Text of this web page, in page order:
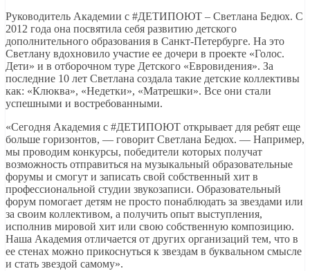
Руководитель Академии с #ДЕТИПОЮТ – Светлана Бедюх. С
2012 года она посвятила себя развитию детского
дополнительного образования в Санкт-Петербурге. На это
Светлану вдохновило участие ее дочери в проекте «Голос.
Дети» и в отборочном туре Детского «Евровидения». За
последние 10 лет Светлана создала такие детские коллективы
как: «Клюква», «Недетки», «Матрешки». Все они стали
успешными и востребованными.
«Сегодня Академия с #ДЕТИПОЮТ открывает для ребят еще
больше горизонтов, — говорит Светлана Бедюх. — Например,
мы проводим конкурсы, победители которых получат
возможность отправиться на музыкальный образовательные
форумы и смогут и записать свой собственный хит в
профессиональной студии звукозаписи. Образовательный
форум помогает детям не просто понаблюдать за звездами или
за своим коллективом, а получить опыт выступления,
исполнив мировой хит или свою собственную композицию.
Наша Академия отличается от других организаций тем, что в
ее стенах можно прикоснуться к звездам в буквальном смысле
и стать звездой самому».